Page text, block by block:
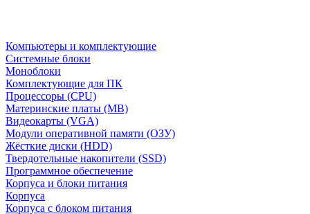
Компьютеры и комплектующие
Системные блоки
Моноблоки
Комплектующие для ПК
Процессоры (CPU)
Материнские платы (MB)
Видеокарты (VGA)
Модули оперативной памяти (ОЗУ)
Жёсткие диски (HDD)
Твердотельные накопители (SSD)
Программное обеспечение
Корпуса и блоки питания
Корпуса
Корпуса с блоком питания